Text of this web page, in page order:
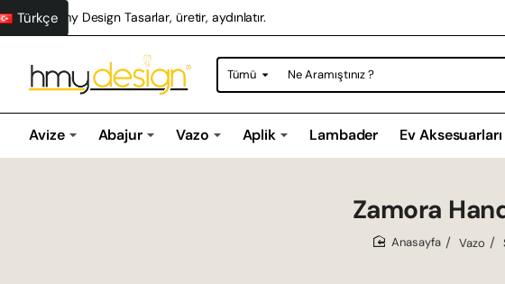
Hmy Design Tasarlar, üretir, aydınlatır.
Türkçe
Tümü
Ne
Aramıştınız
Avize Abajur Vazo Aplik Lambader Ev Aksesuarları
Zamora
Vazo